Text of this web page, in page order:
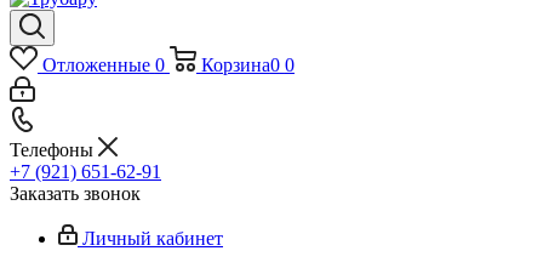
Отложенные 0 Корзина0 0
Телефоны
+7 (921) 651-62-91
Заказать звонок
Личный кабинет